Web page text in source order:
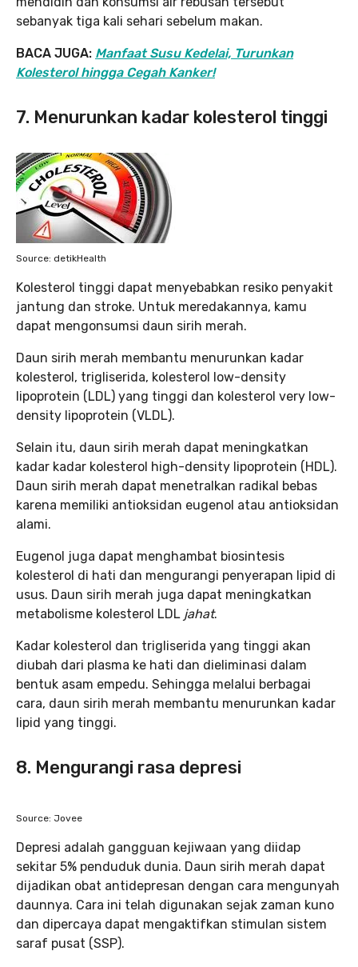
sebanyak tiga kali sehari sebelum makan.
BACA JUGA: Manfaat Susu Kedelai, Turunkan
Kolesterol hingga Cegah Kanker!
7. Menurunkan kadar kolesterol tinggi
Source: detikHealth
Kolesterol tinggi dapat menyebabkan resiko penyakit
jantung dan stroke. Untuk meredakannya, kamu
dapat mengonsumsi daun sirih merah.
Daun sirih merah membantu menurunkan kadar
kolesterol, trigliserida, kolesterol low-density
lipoprotein (LDL) yang tinggi dan kolesterol very low-
density lipoprotein (VLDL).
Selain itu, daun sirih merah dapat meningkatkan
kadar kadar kolesterol high-density lipoprotein (HDL).
Daun sirih merah dapat menetralkan radikal bebas
karena memiliki antioksidan eugenol atau antioksidan
alami.
Eugenol juga dapat menghambat biosintesis
kolesterol di hati dan mengurangi penyerapan lipid di
usus. Daun sirih merah juga dapat meningkatkan
metabolisme kolesterol LDL jahat.
Kadar kolesterol dan trigliserida yang tinggi akan
diubah dari plasma ke hati dan dieliminasi dalam
bentuk asam empedu. Sehingga melalui berbagai
cara, daun sirih merah membantu menurunkan kadar
lipid yang tinggi.
8. Mengurangi rasa depresi
Source: Jovee
Depresi adalah gangguan kejiwaan yang diidap
sekitar 5% penduduk dunia. Daun sirih merah dapat
dijadikan obat antidepresan dengan cara mengunyah
daunnya. Cara ini telah digunakan sejak zaman kuno
dan dipercaya dapat mengaktifkan stimulan sistem
saraf pusat (SSP).